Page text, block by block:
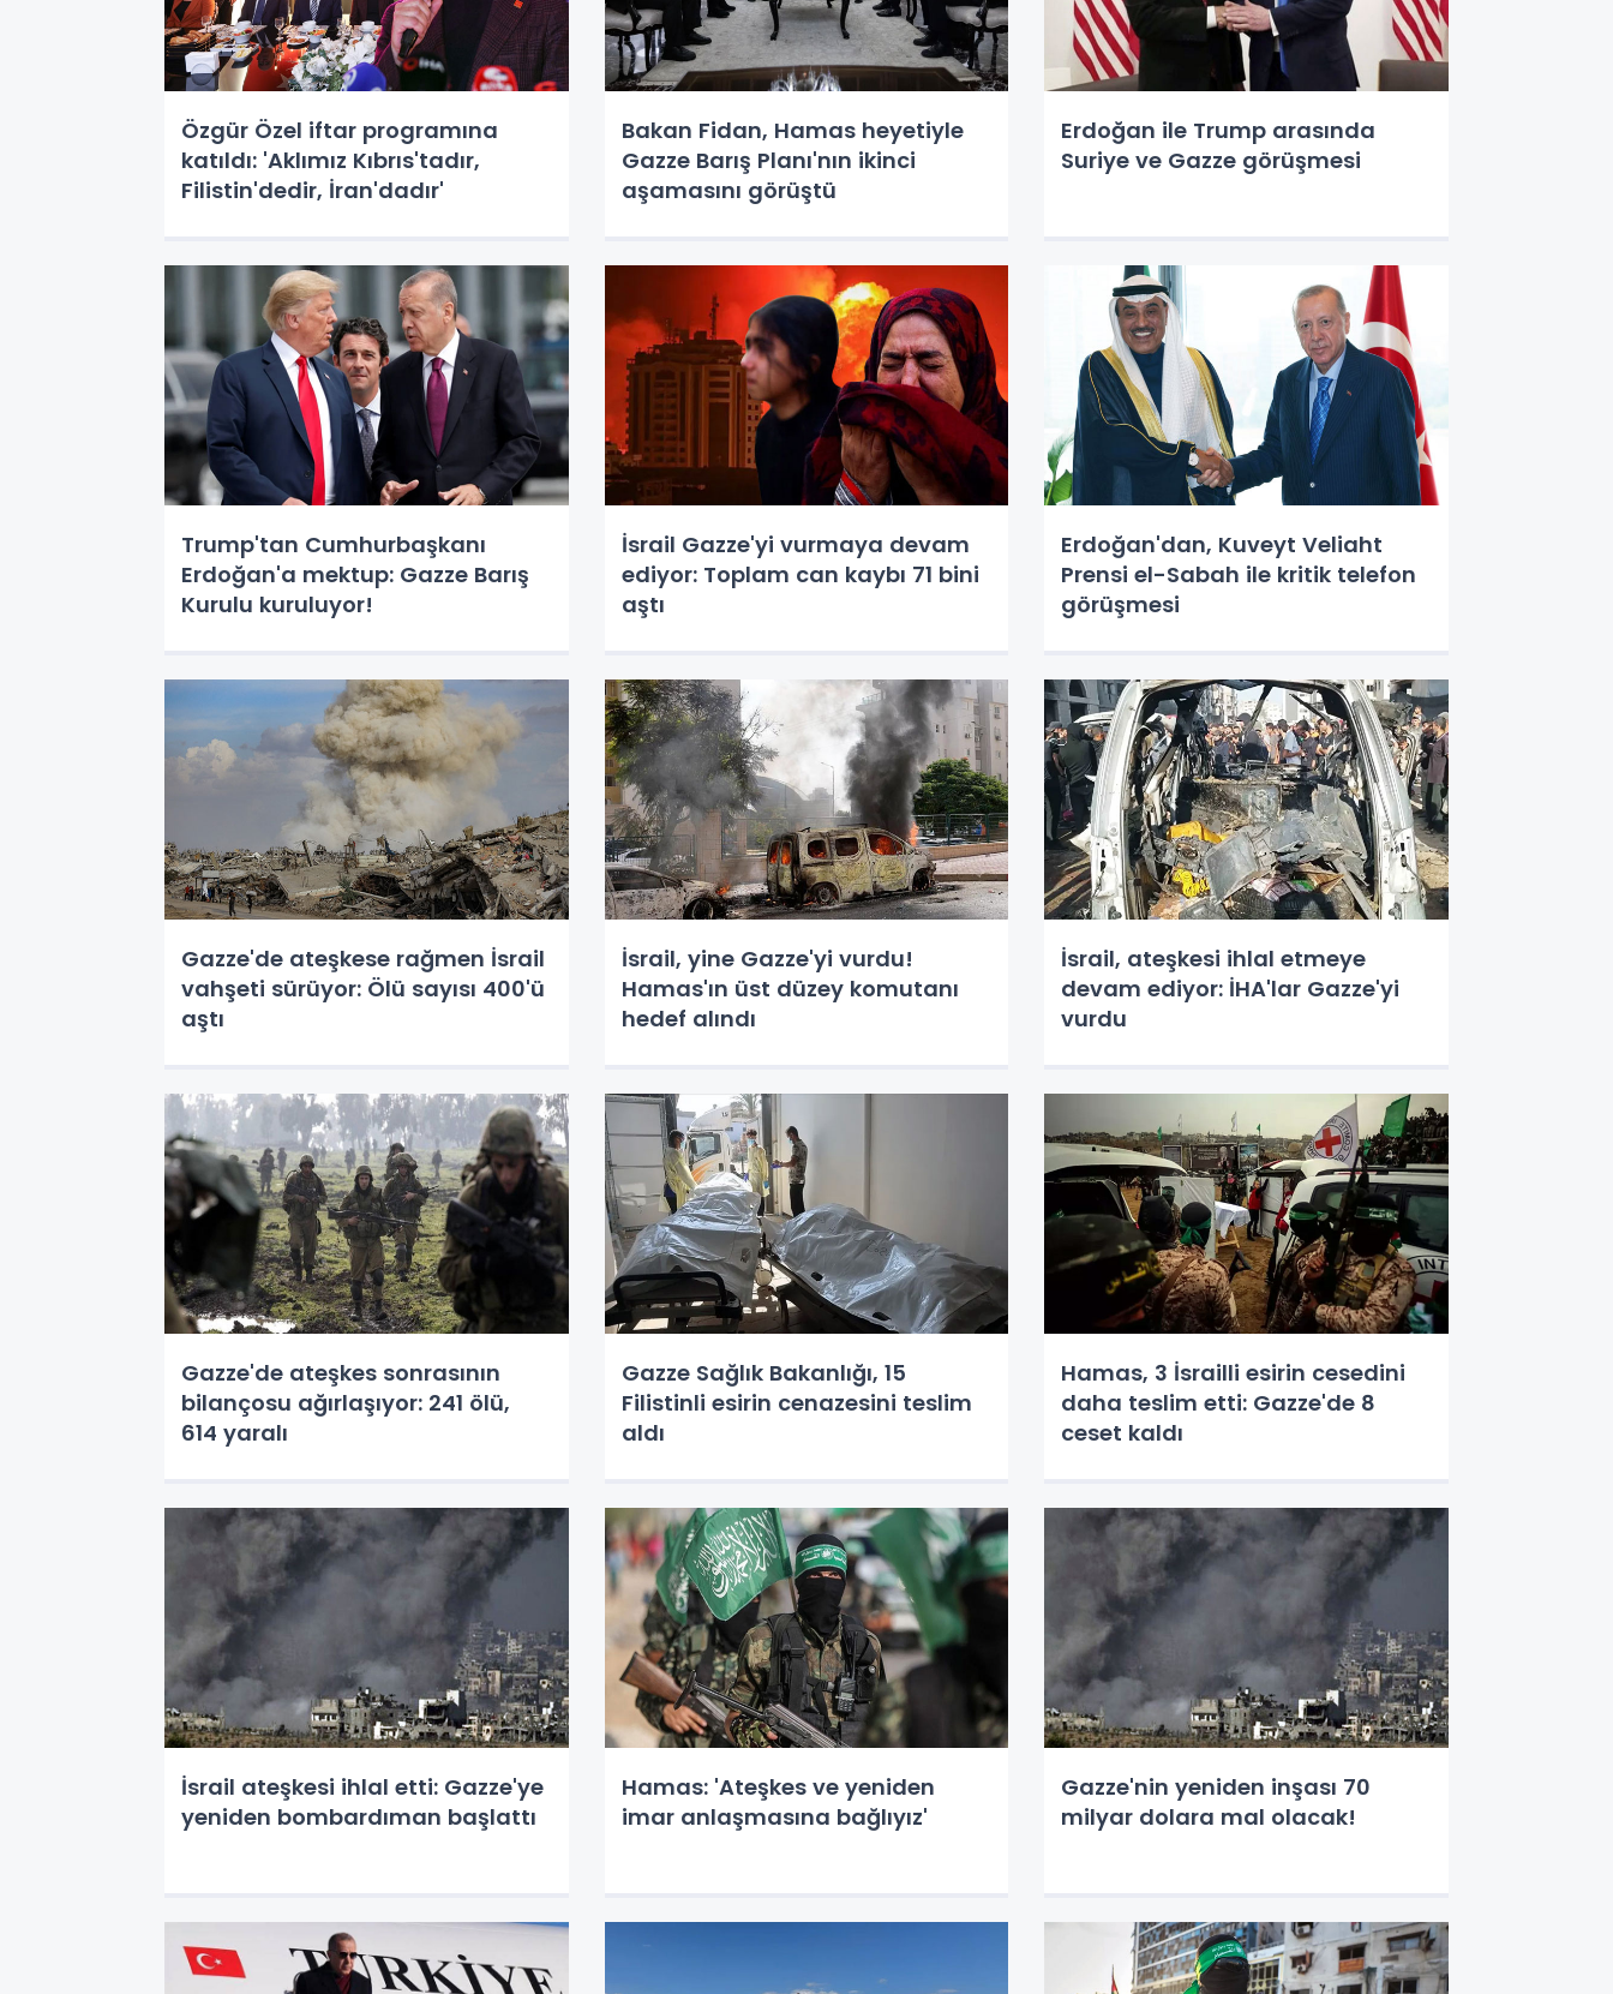
Özgür Özel iftar programına
katıldı: 'Aklımız Kıbrıs'tadır,
Filistin'dedir, İran'dadır'
Bakan Fidan, Hamas heyetiyle
Gazze Barış Planı'nın ikinci
aşamasını görüştü
Erdoğan ile Trump arasında
Suriye ve Gazze görüşmesi
Trump'tan Cumhurbaşkanı
Erdoğan'a mektup: Gazze Barış
Kurulu kuruluyor!
İsrail Gazze'yi vurmaya devam
ediyor: Toplam can kaybı 71 bini
aştı
Erdoğan'dan, Kuveyt Veliaht
Prensi el-Sabah ile kritik telefon
görüşmesi
Gazze'de ateşkese rağmen İsrail
vahşeti sürüyor: Ölü sayısı 400'ü
aştı
İsrail, yine Gazze'yi vurdu!
Hamas'ın üst düzey komutanı
hedef alındı
İsrail, ateşkesi ihlal etmeye
devam ediyor: İHA'lar Gazze'yi
vurdu
Gazze'de ateşkes sonrasının
bilançosu ağırlaşıyor: 241 ölü,
614 yaralı
Gazze Sağlık Bakanlığı, 15
Filistinli esirin cenazesini teslim
aldı
Hamas, 3 İsrailli esirin cesedini
daha teslim etti: Gazze'de 8
ceset kaldı
İsrail ateşkesi ihlal etti: Gazze'ye
yeniden bombardıman başlattı
Hamas: 'Ateşkes ve yeniden
imar anlaşmasına bağlıyız'
Gazze'nin yeniden inşası 70
milyar dolara mal olacak!